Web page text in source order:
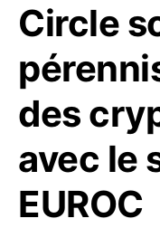
Circle
des
avec le
EUROC